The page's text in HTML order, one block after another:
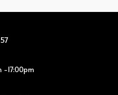
-17:00pm